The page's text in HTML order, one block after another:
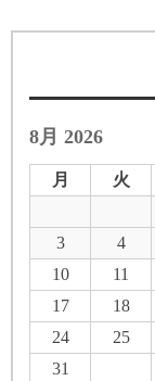
8月 2026
月 火
3
4
10
11
17
18
24
25
31